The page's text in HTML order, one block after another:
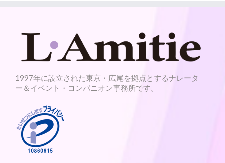
1997年に設立された東京・広尾を拠点とするナレータ
ー＆イベント・コンパニオン事務所です。